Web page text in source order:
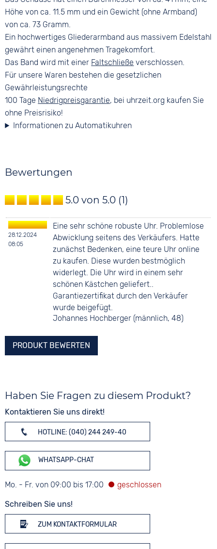
Höhe von ca. 11.5 mm und ein Gewicht (ohne Armband)
von ca. 73 Gramm.
Ein hochwertiges Gliederarmband aus massivem Edelstahl
gewährt einen angenehmen Tragekomfort.
Das Band wird mit einer Faltschließe verschlossen.
Für unsere Waren bestehen die gesetzlichen
Gewährleistungsrechte
100 Tage Niedrigpreisgarantie, bei uhrzeit.org kaufen Sie
ohne Preisrisiko!
Informationen zu Automatikuhren
Bewertungen
5.0 von 5.0 (1)
28.12.2024
08:05
Eine sehr schöne robuste Uhr. Problemlose
Abwicklung seitens des Verkäufers. Hatte
zunächst Bedenken, eine teure Uhr online
zu kaufen. Diese wurden bestmöglich
widerlegt. Die Uhr wird in einem sehr
schönen Kästchen geliefert..
Garantiezertifikat durch den Verkäufer
wurde beigefügt.
Johannes Hochberger (männlich, 48)
PRODUKT BEWERTEN
Haben Sie Fragen zu diesem Produkt?
Kontaktieren Sie uns direkt!
HOTLINE: (040) 244 249-40
WHATSAPP-CHAT
Mo. - Fr. von 09:00 bis 17:00
Schreiben Sie uns!
ZUM KONTAKTFORMULAR